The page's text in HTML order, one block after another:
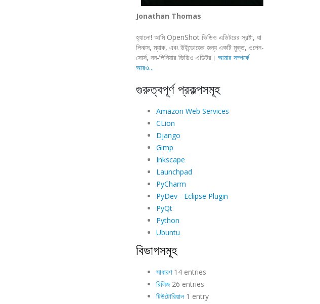
Jonathan Thomas
হ্যালো! আমি OpenShot ভিডিও এডিটরের স্রষ্টা, যা
লিনাক্স, ম্যাক, এবং উইন্ডোজের জন্য একটি মুক্ত, ওপেন-
সোর্স, নন-লিনিয়ার ভিডিও এডিটর। আমার সম্পর্কে
আরও...
গুরুত্বপূর্ণ প্রকল্পসমূহ
Amazon Web Services
CLion
Django
Gimp
Inkscape
Launchpad
PyCharm
PyDev - Eclipse Plugin
PyQt
Python
Ubuntu
বিভাগসমূহ
সাধারণ14 entries
রিলিজ26 entries
টিউটোরিয়াল1 entry